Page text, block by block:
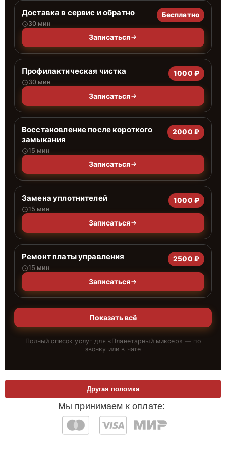
Доставка в сервис и обратно
30 мин
Бесплатно
Записаться
Профилактическая чистка
30 мин
1000 ₽
Записаться
Восстановление после короткого
замыкания
15 мин
2000 ₽
Записаться
Замена уплотнителей
15 мин
1000 ₽
Записаться
Ремонт платы управления
15 мин
2500 ₽
Записаться
Показать всё
Полный список услуг для «Планетарный миксер» — по
звонку или в чате
Мы принимаем к оплате:
Другая поломка